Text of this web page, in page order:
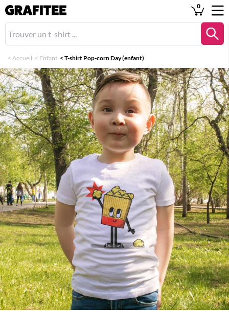
0
< Accueil < Enfant < T-shirt Pop-corn Day (enfant)